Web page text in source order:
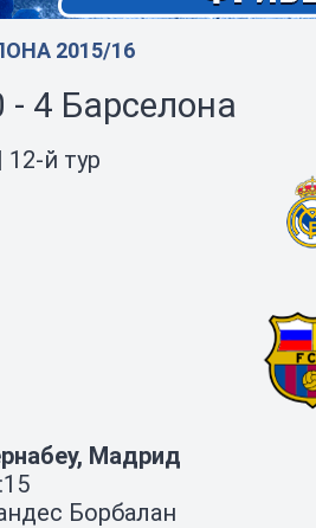
2015/16
4 Барселона
й тур
Мадрид
Борбалан